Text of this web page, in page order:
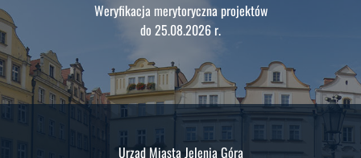
Weryfikacja merytoryczna projektów
do 25.08.2026 r.
Urząd Miasta Jelenia Góra